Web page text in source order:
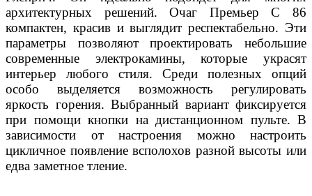
архитектурных решений. Очаг Премьер С 86
компактен, красив и выглядит респектабельно. Эти
параметры позволяют проектировать небольшие
современные электрокамины, которые украсят
интерьер любого стиля. Среди полезных опций
особо выделяется возможность регулировать
яркость горения. Выбранный вариант фиксируется
при помощи кнопки на дистанционном пульте. В
зависимости от настроения можно настроить
цикличное появление всполохов разной высоты или
едва заметное тление.